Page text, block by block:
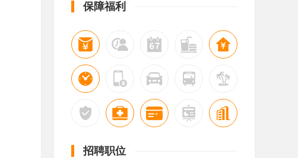
保障福利
招聘职位